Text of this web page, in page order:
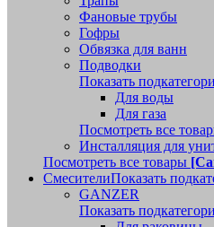
Фановые трубы
Гофры
Обвязка для ванн
Подводки
Показать
Для воды
Для газа
Посмотреть все
Инсталляция для
Посмотреть все товары
СмесителиПоказать
GANZER
Показать